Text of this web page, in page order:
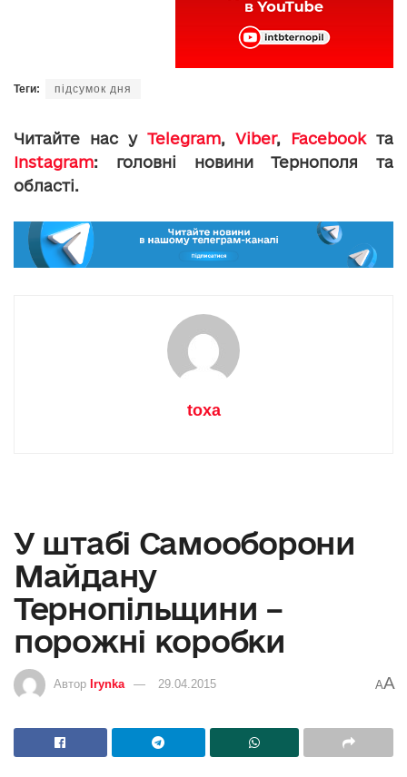
Теги: підсумок дня
Читайте нас у Telegram, Viber, Facebookта
Instagram: головні новини Тернополя та
області.
toxa
У штабі Самооборони
Майдану
Тернопільщини –
порожні коробки
Автор Irynka 29.04.2015 AA